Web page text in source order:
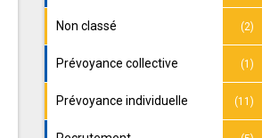
Non classé (2)
Prévoyance collective (1)
Prévoyance individuelle (11)